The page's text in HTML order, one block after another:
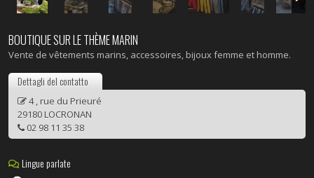
BOUTIQUE SUR LE THÈME MARIN
Vente de vêtements marins, accessoires, bijoux femme et homme.
Dettagli del contatto
4 , rue du Prieuré
29180 LOCRONAN
02 98 11 35 38
Lingue parlate